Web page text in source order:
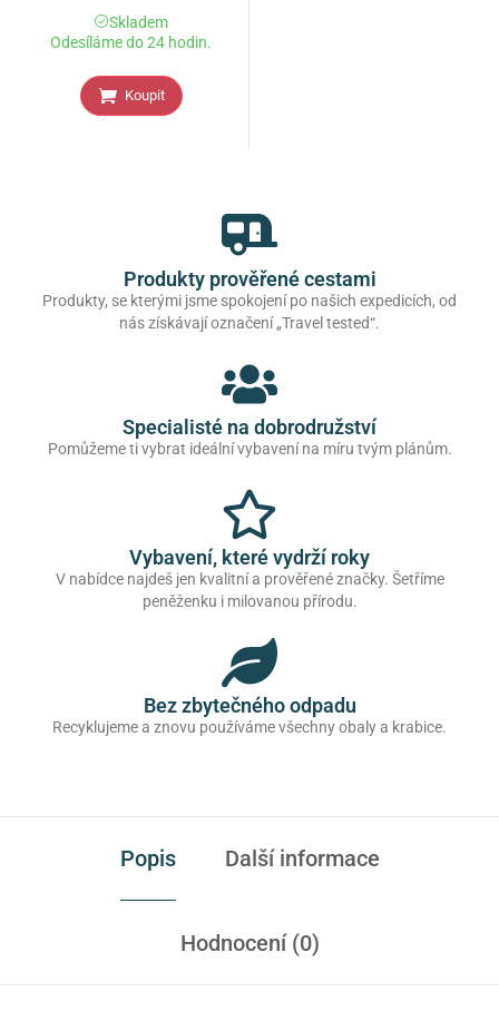
Skladem
Odesíláme do 24 hodin.
Koupit
Produkty prověřené cestami
Produkty, se kterými jsme spokojení po našich expedicích, od
nás získávají označení „Travel tested“.
Specialisté na dobrodružství
Pomůžeme ti vybrat ideální vybavení na míru tvým plánům.
Vybavení, které vydrží roky
V nabídce najdeš jen kvalitní a prověřené značky. Šetříme
peněženku i milovanou přírodu.
Bez zbytečného odpadu
Recyklujeme a znovu používáme všechny obaly a krabice.
Popis Další informace
Hodnocení (0)